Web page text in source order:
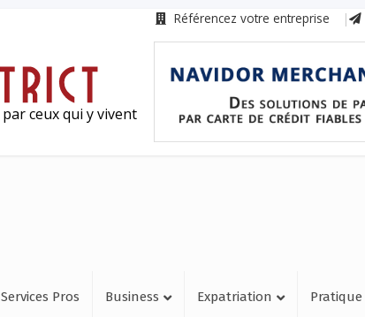
Référencez votre entreprise
par ceux qui y vivent
Services Pros Business Expatriation Pratique